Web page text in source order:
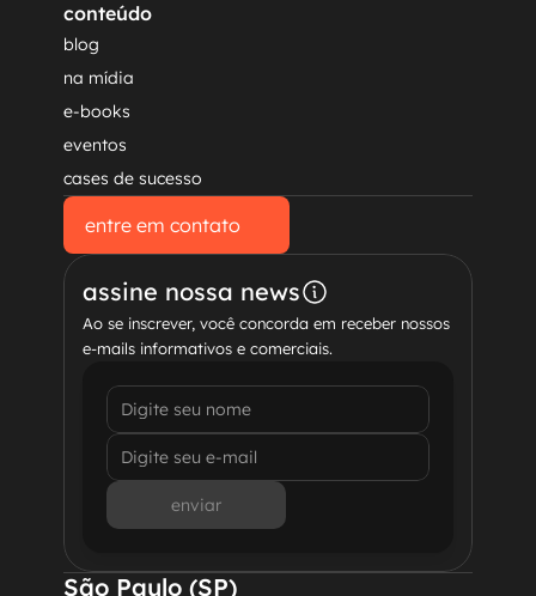
conteúdo
blog
na mídia
e-books
eventos
cases de sucesso
entre em contato
entre em contato
assine nossa news
Ao se inscrever, você concorda em receber nossos
e-mails informativos e comerciais.
enviar
São Paulo (SP)